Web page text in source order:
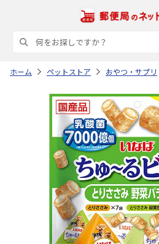
ホーム ペットストア おやつ・サプリ